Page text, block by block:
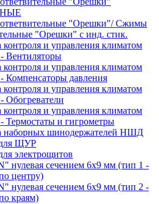
"Орешки"/ Сжимы
"Орешки" с инд. стик.
контроля и управления климатом
Вентиляторы
контроля и управления климатом
Компенсаторы давления
контроля и управления климатом
Обогреватели
контроля и управления климатом
Термостаты и гигрометры
наборных шинодержателей НШД
ЩУР
электрощитов
нулевая сечением 6х9 мм (тип 1 -
центру)
нулевая сечением 6х9 мм (тип 2 -
краям)